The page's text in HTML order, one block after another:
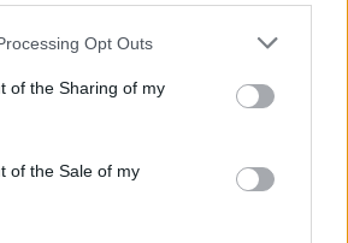
website/app uses one or more Google
or usage behaviour. You may click to
to Google and its third-party tags to
specified purposes in below Google
Opt Outs
of the Sharing of my
of the Sale of my
TÁROLJÁK A GYÓGYSZEREIKET –
A HATÁSUK
FIATALNÁL JELENTKEZIK EZ A